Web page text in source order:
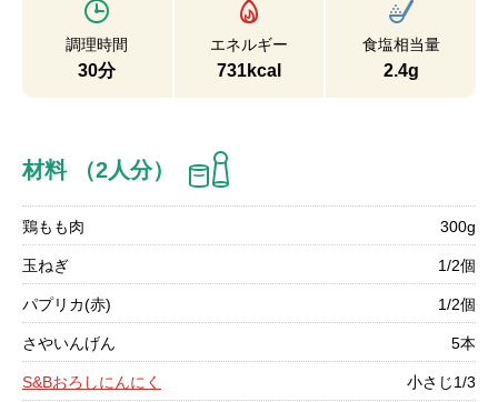
調理時間
30分
エネルギー
731kcal
食塩相当量
2.4g
材料 （2人分）
鶏もも肉 300g
玉ねぎ 1/2個
パプリカ(赤) 1/2個
さやいんげん 5本
S&Bおろしにんにく 小さじ1/3